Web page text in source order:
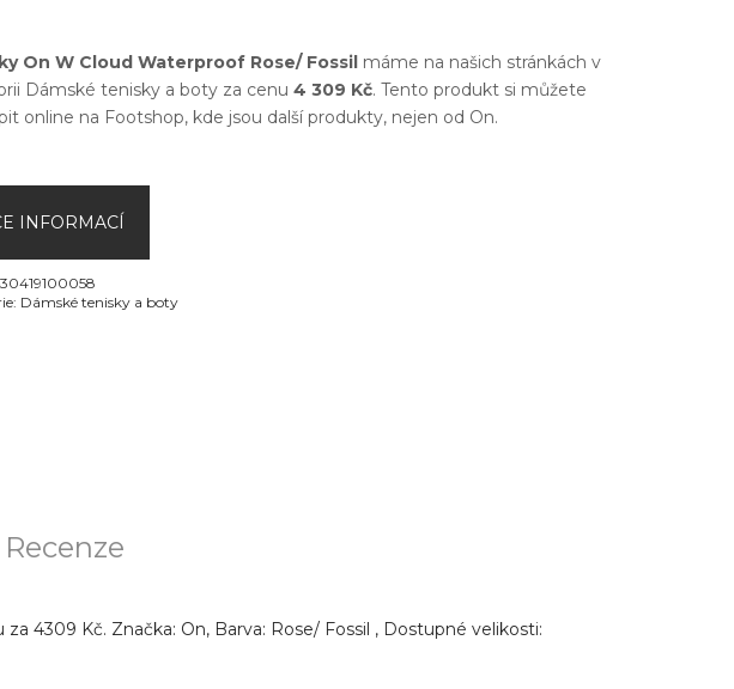
On W Cloud Waterproof Rose/ Fossil máme na našich stránkách v
Dámské tenisky a boty za cenu 4 309 Kč. Tento produkt si můžete
online na Footshop, kde jsou další produkty, nejen od On.
INFORMACÍ
Dámské tenisky a boty
Recenze
4309 Kč. Značka: On, Barva: Rose/ Fossil , Dostupné velikosti: